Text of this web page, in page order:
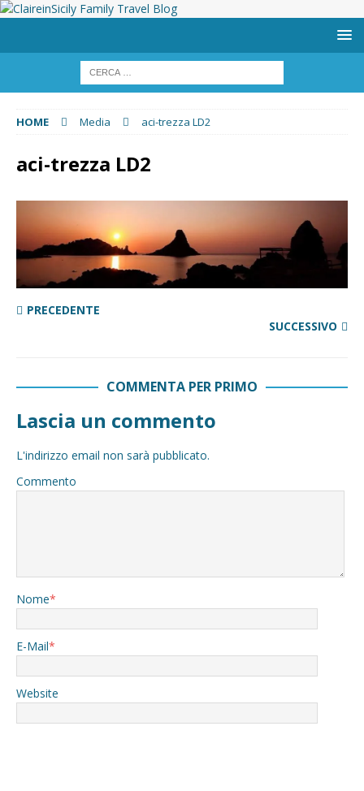
HOME Media aci-trezza LD2
aci-trezza LD2
PRECEDENTE
SUCCESSIVO
COMMENTA PER PRIMO
Lascia un commento
L'indirizzo email non sarà pubblicato.
Commento
Nome*
E-Mail*
Website